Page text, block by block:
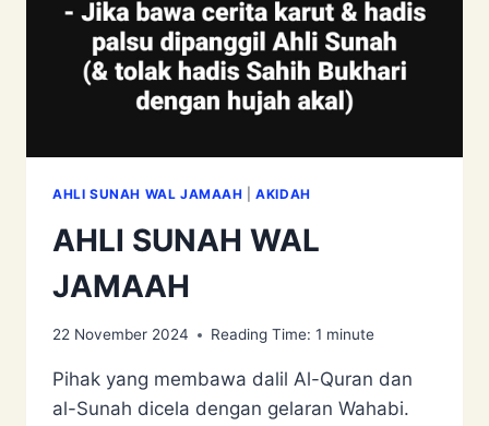
AHLI SUNAH WAL JAMAAH |AKIDAH
AHLI SUNAH WAL
JAMAAH
22 November 2024 Reading Time: 1 minute
Pihak yang membawa dalil Al-Quran dan
al-Sunah dicela dengan gelaran Wahabi.